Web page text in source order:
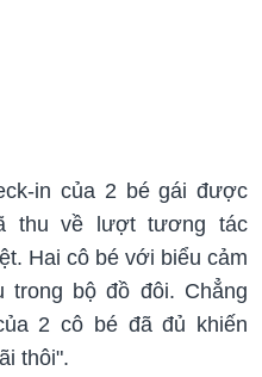
in của 2 bé gái được
thu về lượt tương tác
Hai cô bé với biểu cảm
trong bộ đồ đôi. Chẳng
2 cô bé đã đủ khiến
thôi".